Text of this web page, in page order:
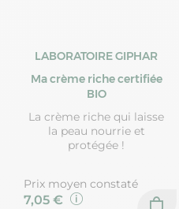
LABORATOIRE GIPHAR
Ma crème riche certifiée
BIO
La crème riche qui laisse
la peau nourrie et
protégée !
Prix moyen constaté
7,05 €